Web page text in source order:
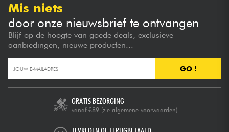
Mis niets
door onze nieuwsbrief te ontvangen
Blijf op de hoogte van goede deals, exclusieve
aanbiedingen, nieuwe producten...
GO !
GRATIS BEZORGING
vanaf €89 (zie algemene voorwaarden)